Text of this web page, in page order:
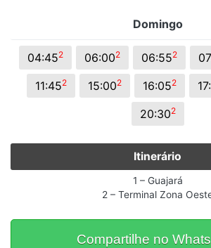
Domingo
04:452 06:002 06:552
11:452 15:002 16:052
20:302
Itinerário
1 – Guajará
2 – Terminal Zona
Compartilhe no